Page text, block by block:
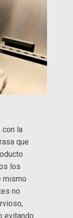
con la
que
los
mismo
no
evitando